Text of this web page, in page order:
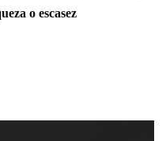
o escasez